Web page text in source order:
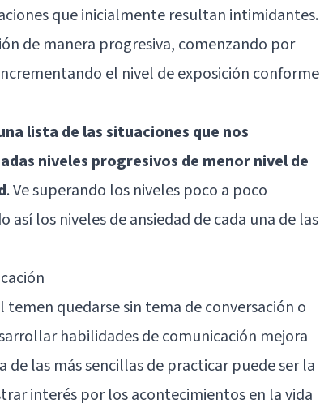
que inicialmente resultan intimidantes.
de manera progresiva, comenzando por
el nivel de exposición conforme
lista de las situaciones que nos
niveles progresivos de menor nivel de
. Ve superando los niveles poco a poco
los niveles de ansiedad de cada una de las
temen quedarse sin tema de conversación o
habilidades de comunicación mejora
de las más sencillas de practicar puede ser la
interés por los acontecimientos en la vida